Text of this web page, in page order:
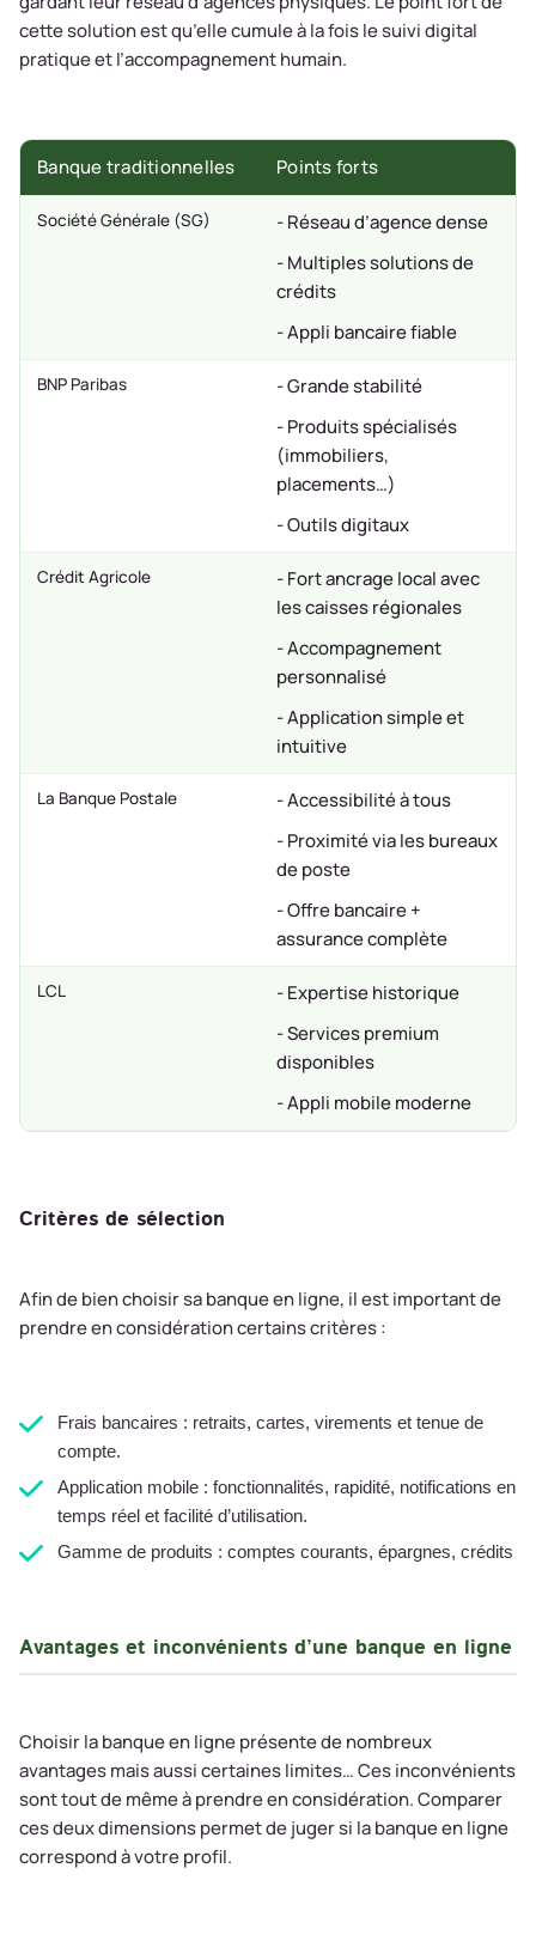
cette solution est qu’elle cumule à la fois le suivi digital
pratique et l’accompagnement humain.
Banque traditionnelles Points forts
Société Générale (SG)
- Réseau d’agence dense
- Multiples solutions de
crédits
- Appli bancaire fiable
BNP Paribas
- Grande stabilité
- Produits spécialisés
(immobiliers,
placements…)
- Outils digitaux
Crédit Agricole
- Fort ancrage local avec
les caisses régionales
- Accompagnement
personnalisé
- Application simple et
intuitive
La Banque Postale
- Accessibilité à tous
- Proximité via les bureaux
de poste
- Offre bancaire +
assurance complète
LCL
- Expertise historique
- Services premium
disponibles
- Appli mobile moderne
Critères de sélection
Afin de bien choisir sa banque en ligne, il est important de
prendre en considération certains critères :
Frais bancaires : retraits, cartes, virements et tenue de
compte.
Application mobile : fonctionnalités, rapidité, notifications en
temps réel et facilité d’utilisation.
Gamme de produits : comptes courants, épargnes, crédits
Avantages et inconvénients d’une banque en ligne
Choisir la banque en ligne présente de nombreux
avantages mais aussi certaines limites… Ces inconvénients
sont tout de même à prendre en considération. Comparer
ces deux dimensions permet de juger si la banque en ligne
correspond à votre profil.